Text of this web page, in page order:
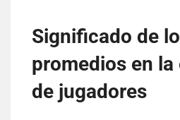
Significado de
promedios en
de jugadores